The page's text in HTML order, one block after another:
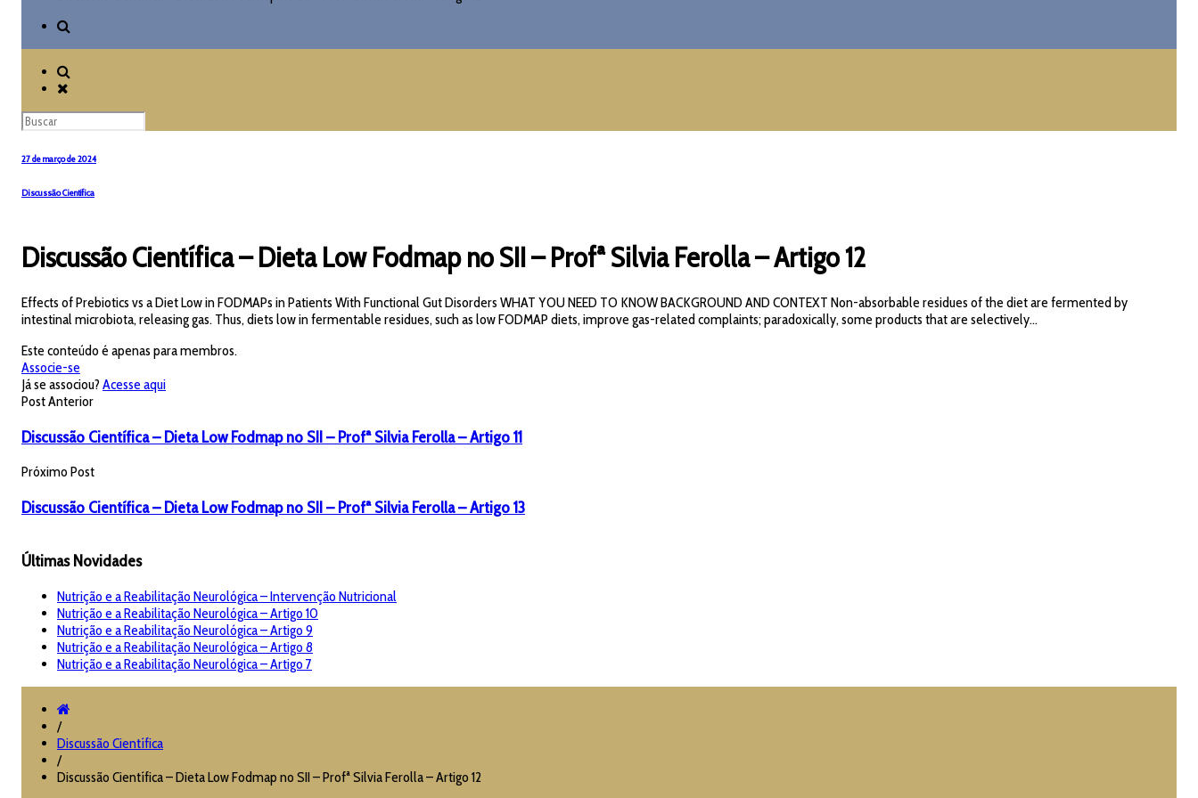
27 de março de 2024
Discussão Científica
Discussão Científica – Dieta Low Fodmap no SII – Profª Silvia Ferolla – Artigo 12
Effects of Prebiotics vs a Diet Low in FODMAPs in Patients With Functional Gut Disorders WHAT YOU NEED TO KNOW BACKGROUND AND CONTEXT Non-absorbable residues of the diet are fermented by
intestinal microbiota, releasing gas. Thus, diets low in fermentable residues, such as low FODMAP diets, improve gas-related complaints; paradoxically, some products that are selectively...
Este conteúdo é apenas para membros.
Associe-se
Já se associou? Acesse aqui
Post Anterior
Discussão Científica – Dieta Low Fodmap no SII – Profª Silvia Ferolla – Artigo 11
Próximo Post
Discussão Científica – Dieta Low Fodmap no SII – Profª Silvia Ferolla – Artigo 13
Últimas Novidades
Nutrição e a Reabilitação Neurológica – Intervenção Nutricional
Nutrição e a Reabilitação Neurológica – Artigo 10
Nutrição e a Reabilitação Neurológica – Artigo 9
Nutrição e a Reabilitação Neurológica – Artigo 8
Nutrição e a Reabilitação Neurológica – Artigo 7
/
Discussão Científica
/
Discussão Científica – Dieta Low Fodmap no SII – Profª Silvia Ferolla – Artigo 12